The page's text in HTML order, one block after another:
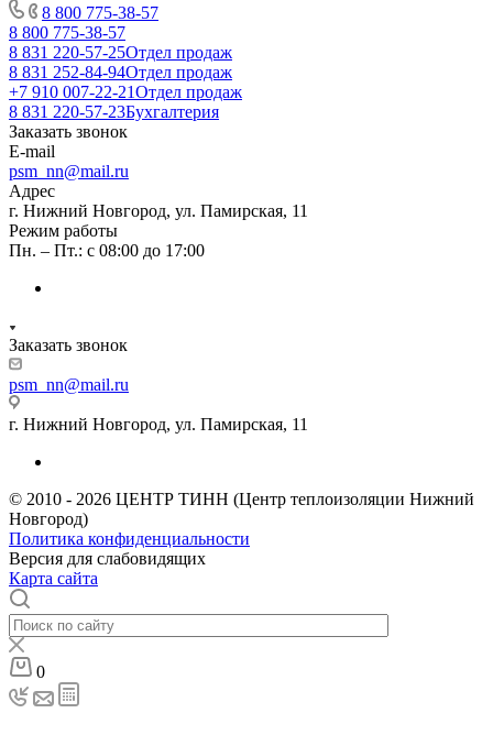
8 800 775-38-57
8 800 775-38-57
8 831 220-57-25Отдел продаж
8 831 252-84-94Отдел продаж
+7 910 007-22-21Отдел продаж
8 831 220-57-23Бухгалтерия
Заказать звонок
E-mail
psm_nn@mail.ru
Адрес
г. Нижний Новгород, ул. Памирская, 11
Режим работы
Пн. – Пт.: с 08:00 до 17:00
Заказать звонок
psm_nn@mail.ru
г. Нижний Новгород, ул. Памирская, 11
© 2010 - 2026 ЦЕНТР ТИНН (Центр теплоизоляции Нижний
Новгород)
Политика конфиденциальности
Версия для слабовидящих
Карта сайта
0